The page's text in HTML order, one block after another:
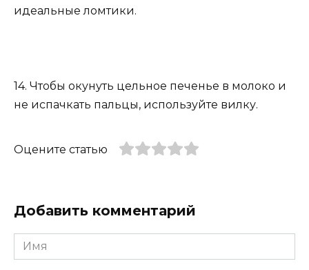
идеальные ломтики.
14. Чтобы окунуть цельное печенье в молоко и
не испачкать пальцы, используйте вилку.
Оцените статью
Добавить комментарий
Имя
*